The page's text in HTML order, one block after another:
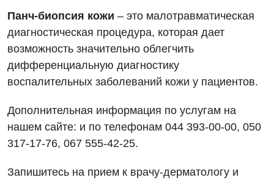
УЗИ
Эндоскопическое отделение
Для взрослых
Акушерство и гинекология
Отделение кардиососудистой патологии и неврологии
Отделение неотложных состояний
Офтальмологическое отделение
Педиатрическое отделение
Скорая медицинская помощь
Терапевтическое отделение
Лечение острого инфаркта
Украинский
Русский
Панч-биопсия кожи – это малотравматическая
диагностическая процедура, которая дает
возможность значительно облегчить
дифференциальную диагностику
воспалительных заболеваний кожи у пациентов.
Дополнительная информация по услугам на
нашем сайте: и по телефонам 044 393-00-00, 050
317-17-76, 067 555-42-25.
Запишитесь на прием к врачу-дерматологу и